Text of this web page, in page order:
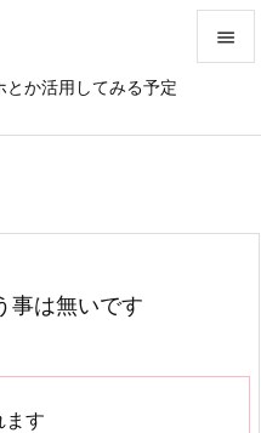
か活用してみる予定

前へ
事は無いです
ます